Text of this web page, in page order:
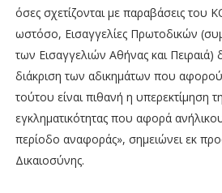
όσες σχετίζονται με παραβάσεις του
ωστόσο, Εισαγγελίες Πρωτοδικών
των Εισαγγελιών Αθήνας και Πειραιά)
διάκριση των αδικημάτων που
τούτου είναι πιθανή η υπερεκτίμηση
εγκληματικότητας που αφορά
περίοδο αναφοράς», σημειώνει εκ
Δικαιοσύνης.